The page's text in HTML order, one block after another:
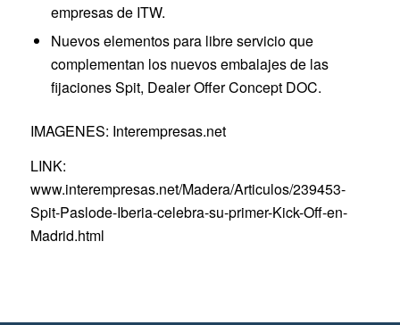
empresas de ITW.
Nuevos elementos para libre servicio que
complementan los nuevos embalajes de las
fijaciones Spit, Dealer Offer Concept DOC.
IMAGENES: Interempresas.net
LINK:
www.interempresas.net/Madera/Articulos/239453-
Spit-Paslode-Iberia-celebra-su-primer-Kick-Off-en-
Madrid.html